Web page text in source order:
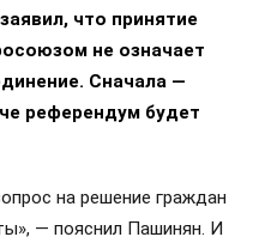
что принятие
не означает
Сначала —
референдум будет
на решение граждан
— пояснил Пашинян. И